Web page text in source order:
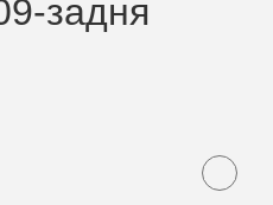
задня